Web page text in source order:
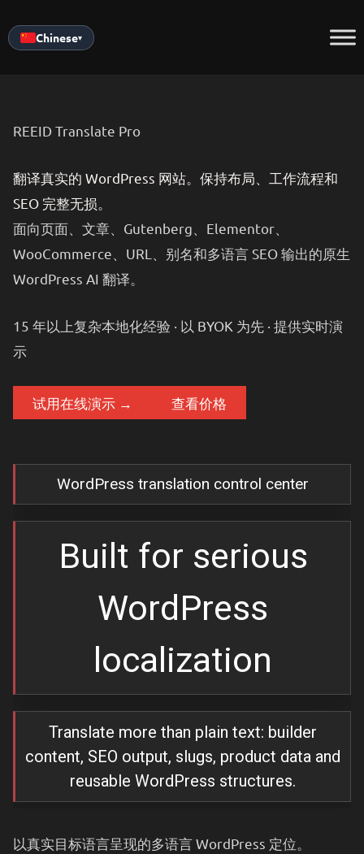
to
Chinese▾
REEID Translate Pro
翻译真实的 WordPress 网站。 保持布局、工作流程和
SEO 完整无损。
面向页面、文章、Gutenberg、Elementor、
WooCommerce、URL、别名和多语言 SEO 输出的原生
WordPress AI 翻译。
15 年以上复杂本地化经验 · 以 BYOK 为先 · 提供实时演
示
试用在线演示 → 查看价格
WordPress translation control center
Built for serious
WordPress
localization
Translate more than plain text: builder
content, SEO output, slugs, product data and
reusable WordPress structures.
สร้างมาเพื่อการแปลและปรับ
เว็บไซต์ WordPress
คอนเทนต์จากตัวสร้างหน้า, SEO, สลัก URL,
ข้อมูลสินค้า และโครงสร้าง WordPress
以真实目标语言呈现的多语言 WordPress 定位。